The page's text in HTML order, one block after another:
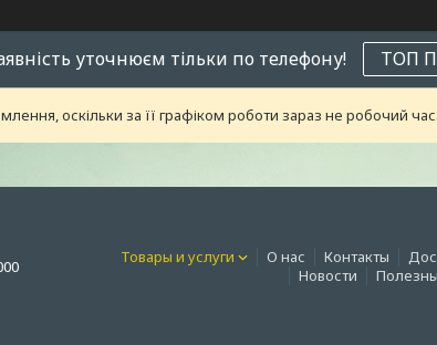
уточнюєм тільки по телефону! ТОП
оскільки за її графіком роботи зараз не робочий
Товары и услуги О нас Контакты
Новости